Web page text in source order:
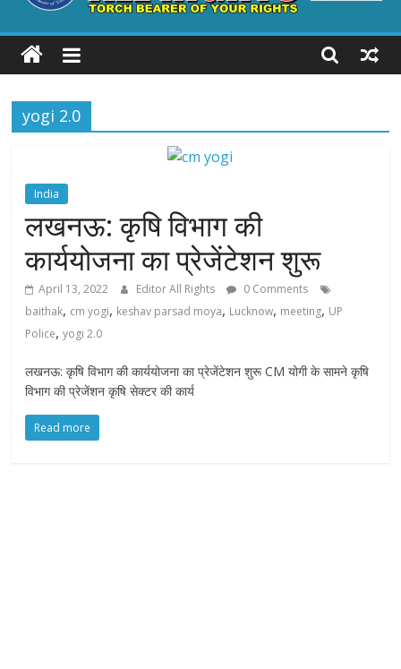
ALL
RIGHTS
Torch
your
Rights
yogi 2.0
India
लखनऊ: कृषि विभाग की
कार्ययोजना का प्रेजेंटेशन शुरू
April 13, 2022 Editor All Rights
0 Comments
baithak, cm yogi, keshav parsad moya, Lucknow, meeting, UP
Police,yogi 2.0
लखनऊ: कृषि विभाग की कार्ययोजना का प्रेजेंटेशन शुरू CM योगी के सामने कृषि
विभाग की प्रेजेंशन कृषि सेक्टर की कार्य
Read more